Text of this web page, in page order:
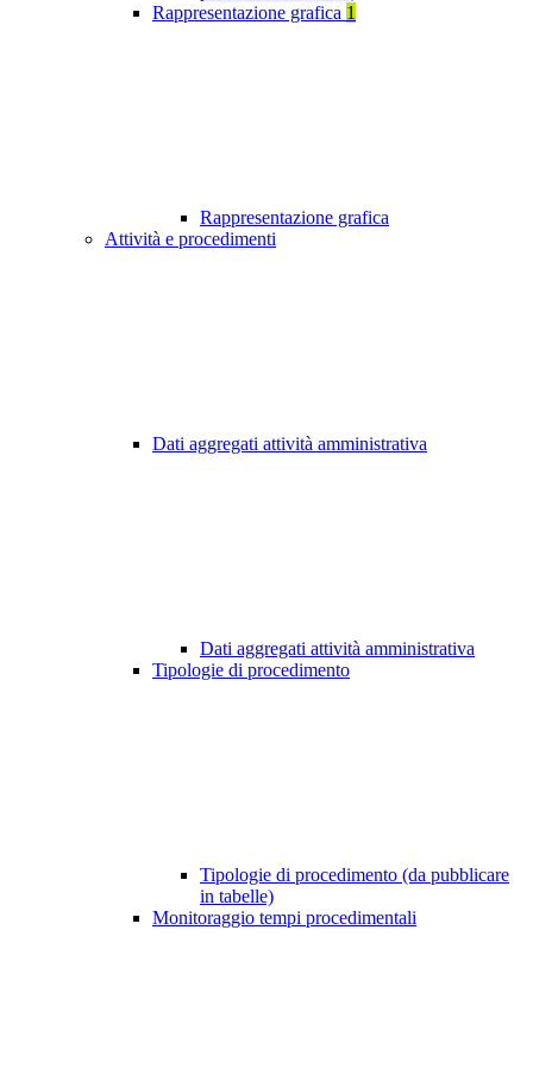
Rappresentazione grafica 1
Rappresentazione grafica
Attività e procedimenti
Dati aggregati attività amministrativa
Dati aggregati attività amministrativa
Tipologie di procedimento
Tipologie di procedimento (da pubblicare
in tabelle)
Monitoraggio tempi procedimentali